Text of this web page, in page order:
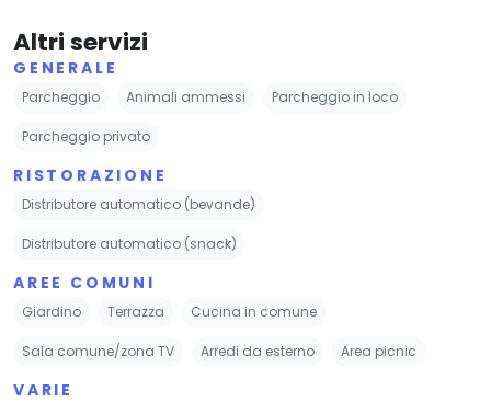
Altri servizi
GENERALE
Parcheggio Animali ammessi Parcheggio in loco
Parcheggio privato
RISTORAZIONE
Distributore automatico (bevande)
Distributore automatico (snack)
AREE COMUNI
Giardino Terrazza Cucina in comune
Sala comune/zona TV Arredi da esterno Area picnic
VARIE